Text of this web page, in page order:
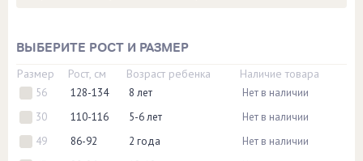
ВЫБЕРИТЕ РОСТ И РАЗМЕР
Размер Рост, см Возраст ребенка Наличие товара
56 128-134 8 лет
Нет в наличии
30
110-116 5-6 лет
Нет в наличии
49
86-92 2 года
Нет в наличии